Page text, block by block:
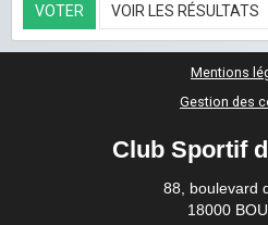
VOTER VOIR LES RÉSULTATS
Mentions
Gestion des
Club Sportif
88, boulevard
18000